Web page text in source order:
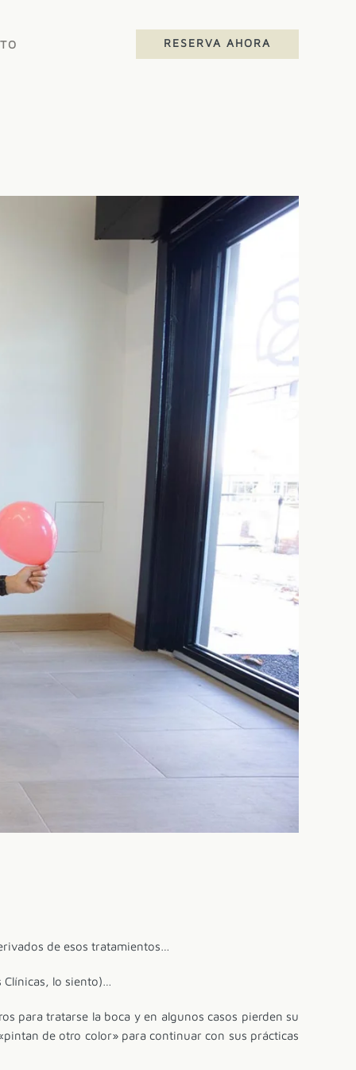
RESERVA AHORA
de esos tratamientos…
Clínicas, lo siento)…
para tratarse la boca y en algunos casos pierden su
de otro color» para continuar con sus prácticas